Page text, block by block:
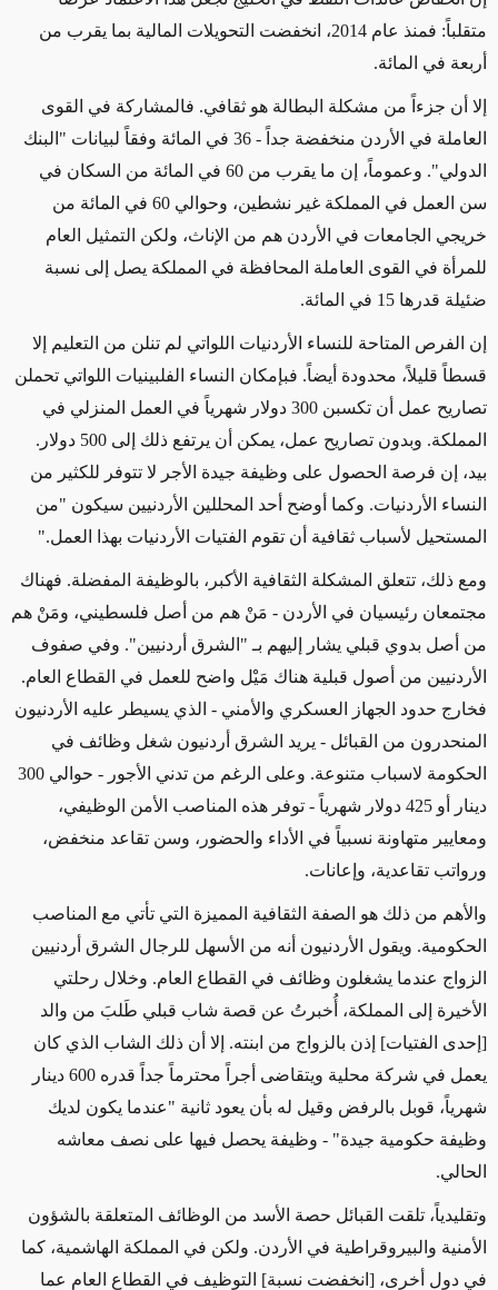
متقلباً: فمنذ عام 2014، انخفضت التحويلات المالية بما يقرب من
أربعة في المائة.
إلا أن جزءاً من مشكلة البطالة هو ثقافي. فالمشاركة في القوى
العاملة في الأردن منخفضة جداً - 36 في المائة وفقاً لبيانات "البنك
الدولي". وعموماً، إن ما يقرب من 60 في المائة من السكان في
سن العمل في المملكة غير نشطين، وحوالي 60 في المائة من
خريجي الجامعات في الأردن هم من الإناث، ولكن التمثيل العام
للمرأة في القوى العاملة المحافظة في المملكة يصل إلى نسبة
ضئيلة قدرها 15 في المائة.
إن الفرص المتاحة للنساء الأردنيات اللواتي لم تنلن من التعليم إلا
قسطاً قليلاً، محدودة أيضاً. فبإمكان النساء الفلبينيات اللواتي تحملن
تصاريح عمل أن تكسبن 300 دولار شهرياً في العمل المنزلي في
المملكة. وبدون تصاريح عمل، يمكن أن يرتفع ذلك إلى 500 دولار.
بيد، إن فرصة الحصول على وظيفة جيدة الأجر لا تتوفر للكثير من
النساء الأردنيات. وكما أوضح أحد المحللين الأردنيين سيكون "من
المستحيل لأسباب ثقافية أن تقوم الفتيات الأردنيات بهذا العمل."
ومع ذلك، تتعلق المشكلة الثقافية الأكبر، بالوظيفة المفضلة. فهناك
مجتمعان رئيسيان في الأردن - مَنْ هم من أصل فلسطيني، ومَنْ هم
من أصل بدوي قبلي يشار إليهم بـ "الشرق أردنيين". وفي صفوف
الأردنيين من أصول قبلية هناك مَيْل واضح للعمل في القطاع العام.
فخارج حدود الجهاز العسكري والأمني - الذي يسيطر عليه الأردنيون
المنحدرون من القبائل - يريد الشرق أردنيون شغل وظائف في
الحكومة لاسباب متنوعة. وعلى الرغم من تدني الأجور - حوالي 300
دينار أو 425 دولار شهرياً - توفر هذه المناصب الأمن الوظيفي،
ومعايير متهاونة نسبياً في الأداء والحضور، وسن تقاعد منخفض،
ورواتب تقاعدية، وإعانات.
والأهم من ذلك هو الصفة الثقافية المميزة التي تأتي مع المناصب
الحكومية. ويقول الأردنيون أنه من الأسهل للرجال الشرق أردنيين
الزواج عندما يشغلون وظائف في القطاع العام. وخلال رحلتي
الأخيرة إلى المملكة، أُخبرتُ عن قصة شاب قبلي طَلبَ من والد
[إحدى الفتيات] إذن بالزواج من ابنته. إلا أن ذلك الشاب الذي كان
يعمل في شركة محلية ويتقاضى أجراً محترماً جداً قدره 600 دينار
شهرياً، قوبل بالرفض وقيل له بأن يعود ثانية "عندما يكون لديك
وظيفة حكومية جيدة" - وظيفة يحصل فيها على نصف معاشه
الحالي.
وتقليدياً، تلقت القبائل حصة الأسد من الوظائف المتعلقة بالشؤون
الأمنية والبيروقراطية في الأردن. ولكن في المملكة الهاشمية، كما
في دول أخرى، [انخفضت نسبة] التوظيف في القطاع العام عما